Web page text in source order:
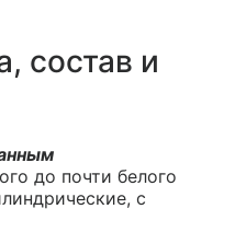
состав и
до почти белого
с